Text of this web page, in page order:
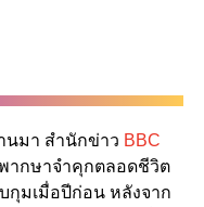
นมา สำนักข่าว BBC
ากษาจำคุกตลอดชีวิต
กุมเมื่อปีก่อน หลังจาก